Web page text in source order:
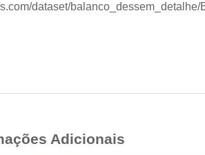
dataset/
Adicionais